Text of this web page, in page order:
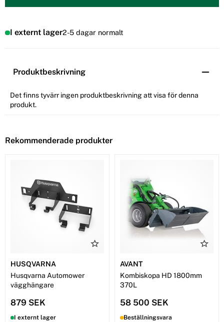
I externt lager2-5 dagar normalt
Produktbeskrivning
Det finns tyvärr ingen produktbeskrivning att visa för denna
produkt.
Rekommenderade produkter
HUSQVARNA
Husqvarna Automower
vägghängare
879 SEK
I externt lager
AVANT
Kombiskopa HD 1800mm
370L
58 500 SEK
Beställningsvara